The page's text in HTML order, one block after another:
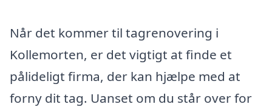
Når det kommer til tagrenovering i
Kollemorten, er det vigtigt at finde et
pålideligt firma, der kan hjælpe med at
forny dit tag. Uanset om du står over for